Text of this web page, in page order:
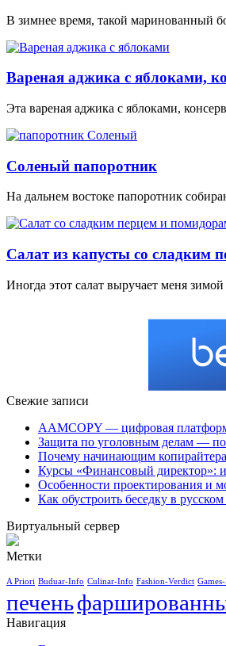
В зимнее время, такой маринованный
Вареная аджика с яблоками,
Эта вареная аджика с яблоками,
Соленый папоротник
На дальнем востоке папоротник
Салат из капусты со сладким
Иногда этот салат выручает меня
Свежие записи
AAMCOPY — цифровая
Защита по уголовным делам —
Почему начинающим
Курсы «Финансовый директор»:
Особенности проектирования и
Как обустроить беседку в русском
Виртуальный сервер
Метки
A Priori Buduar-Info Culinar-Info Fashion-Verdict
печень
Навигация